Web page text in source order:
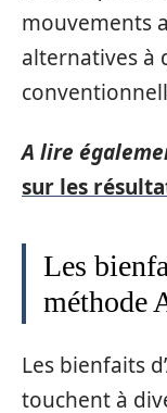
mouvements
alternatives à
A lire
sur les
Les
méthode
Les bienfaits
touchent à